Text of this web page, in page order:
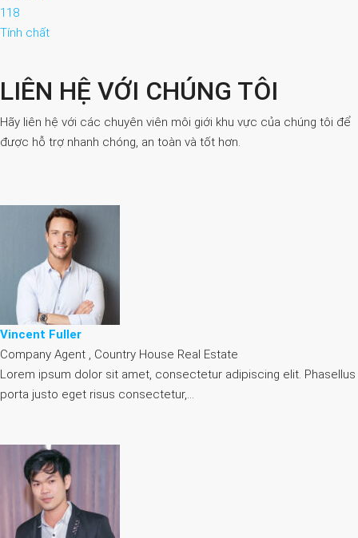
118
Tính chất
LIÊN HỆ VỚI CHÚNG TÔI
Hãy liên hệ với các chuyên viên môi giới khu vực của chúng tôi để
được hỗ trợ nhanh chóng, an toàn và tốt hơn.
Vincent Fuller
Company Agent , Country House Real Estate
Lorem ipsum dolor sit amet, consectetur adipiscing elit. Phasellus
porta justo eget risus consectetur,…